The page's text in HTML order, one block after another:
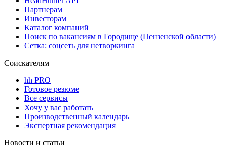
Партнерам
Инвесторам
Каталог компаний
Поиск по вакансиям в Городище (Пензенской области)
Сетка: соцсеть для нетворкинга
Соискателям
hh PRO
Готовое резюме
Все сервисы
Хочу у вас работать
Производственный календарь
Экспертная рекомендация
Новости и статьи